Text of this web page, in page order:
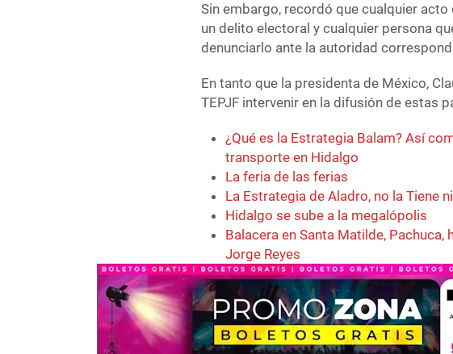
Sin embargo, recordó que cualquier
un delito electoral y cualquier persona
denunciarlo ante la autoridad
En tanto que la presidenta de México,
TEPJF intervenir en la difusión de estas
¿Qué es la Estrategia Balam? Así
transporte en Hidalgo
La feria de las ferias
La Estrategia de Aladro, no la Tiene
Hidalgo se sube a la megalópolis
Balacera en Santa Matilde,
Jorge Reyes